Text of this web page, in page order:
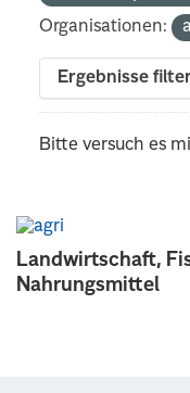
Landwirtschaft,
Nahrungsmittel
Organisationen:
Ergebnisse
Bitte versuch es